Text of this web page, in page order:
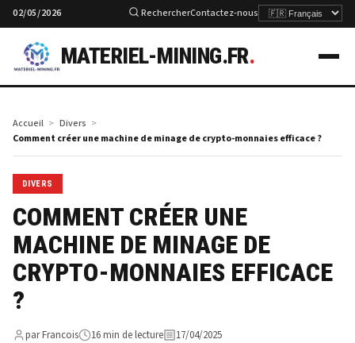
02/05/2026 RechercherContactez-nous
MATERIEL-MINING.FR.
Accueil
Divers
Comment créer une machine de minage de crypto-monnaies efficace ?
DIVERS
COMMENT CRÉER UNE
MACHINE DE MINAGE DE
CRYPTO-MONNAIES EFFICACE
?
par Francois 16 min de lecture 17/04/2025